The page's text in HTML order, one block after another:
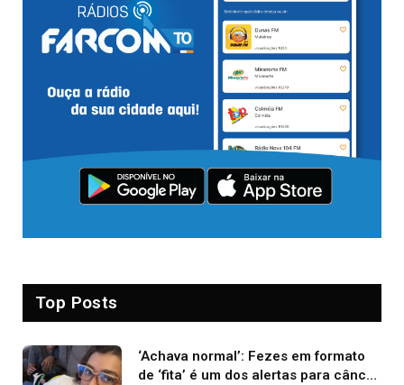
Top Posts
‘Achava normal’: Fezes em formato
de ‘fita’ é um dos alertas para câncer